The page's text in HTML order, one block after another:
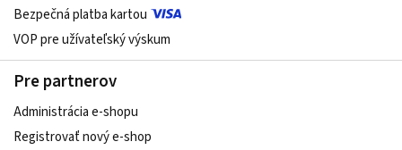
Bezpečná platba kartou
VOP pre užívateľský výskum
Pre partnerov
Administrácia e-shopu
Registrovať nový e-shop